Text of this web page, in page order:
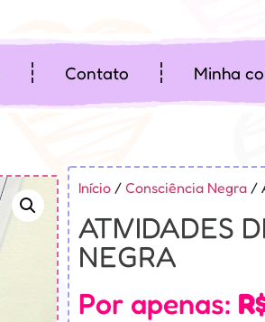
Contato Minha
Início / Consciência Negra /
ATIVIDADES
NEGRA
Por apenas: